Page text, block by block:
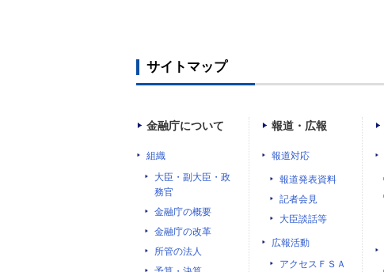
サイトマップ
金融庁について
組織
大臣・副大臣・政
務官
金融庁の概要
金融庁の改革
所管の法人
報道・広報
報道対応
報道発表資料
記者会見
大臣談話等
広報活動
アクセスＦＳＡ